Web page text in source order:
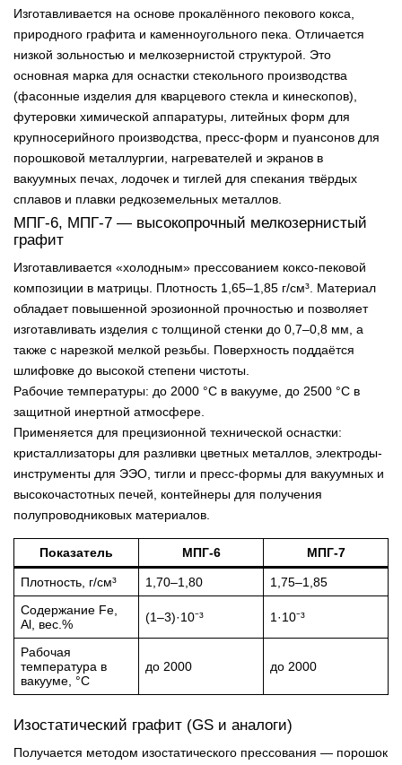
Изготавливается на основе прокалённого пекового кокса,
природного графита и каменноугольного пека. Отличается
низкой зольностью и мелкозернистой структурой. Это
основная марка для оснастки стекольного производства
(фасонные изделия для кварцевого стекла и кинескопов),
футеровки химической аппаратуры, литейных форм для
крупносерийного производства, пресс-форм и пуансонов для
порошковой металлургии, нагревателей и экранов в
вакуумных печах, лодочек и тиглей для спекания твёрдых
сплавов и плавки редкоземельных металлов.
МПГ-6, МПГ-7 — высокопрочный мелкозернистый
графит
Изготавливается «холодным» прессованием коксо-пековой
композиции в матрицы. Плотность 1,65–1,85 г/см³. Материал
обладает повышенной эрозионной прочностью и позволяет
изготавливать изделия с толщиной стенки до 0,7–0,8 мм, а
также с нарезкой мелкой резьбы. Поверхность поддаётся
шлифовке до высокой степени чистоты.
Рабочие температуры: до 2000 °С в вакууме, до 2500 °С в
защитной инертной атмосфере.
Применяется для прецизионной технической оснастки:
кристаллизаторы для разливки цветных металлов, электроды-
инструменты для ЭЭО, тигли и пресс-формы для вакуумных и
высокочастотных печей, контейнеры для получения
полупроводниковых материалов.
Показатель МПГ-6 МПГ-7
Плотность, г/см³ 1,70–1,80
1,75–1,85
Содержание Fe,
Al, вес.%
(1–3)·10⁻³ 1·10⁻³
Рабочая
температура в
вакууме, °С
до 2000 до 2000
Изостатический графит (GS и аналоги)
Получается методом изостатического прессования — порошок